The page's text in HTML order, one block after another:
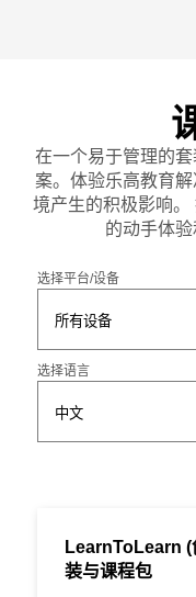
在一个易于管理的
案。体验乐高教育
境产生的积极影响。
的动手体验
选择平台/设备
选择语言
LearnToLearn (
装与课程包